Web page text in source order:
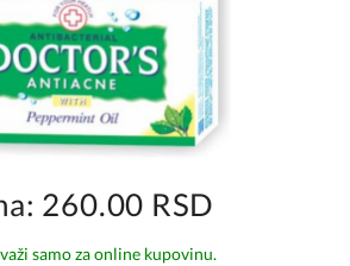
260.00 RSD
samo za online kupovinu.